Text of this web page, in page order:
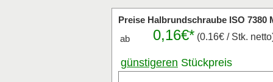
Preise Halbrundschraube ISO 7380
ab 0,16€* (0.16€ / Stk.
günstigeren Stückpreis
anfragen